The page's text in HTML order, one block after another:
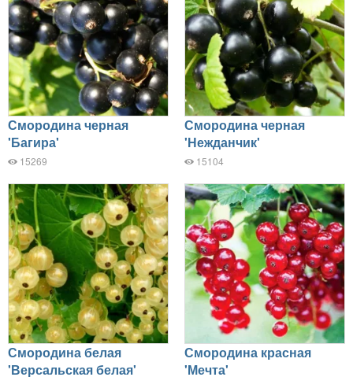
Смородина черная
'Багира'
15269
Смородина черная
'Нежданчик'
15104
Смородина белая
'Версальская белая'
Смородина красная
'Мечта'